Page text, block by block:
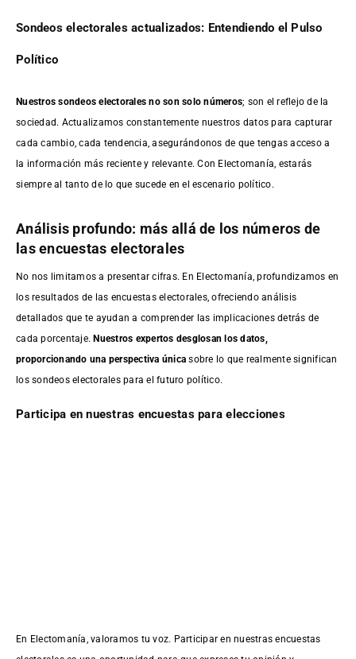
Sondeos electorales actualizados: Entendiendo el Pulso
Político
Nuestros sondeos electorales no son solo números; son el reflejo de la
sociedad. Actualizamos constantemente nuestros datos para capturar
cada cambio, cada tendencia, asegurándonos de que tengas acceso a
la información más reciente y relevante. Con Electomanía, estarás
siempre al tanto de lo que sucede en el escenario político.
Análisis profundo: más allá de los números de
las encuestas electorales
No nos limitamos a presentar cifras. En Electomanía, profundizamos en
los resultados de las encuestas electorales, ofreciendo análisis
detallados que te ayudan a comprender las implicaciones detrás de
cada porcentaje.Nuestros expertos desglosan los datos,
proporcionando una perspectiva única sobre lo que realmente significan
los sondeos electorales para el futuro político.
Participa en nuestras encuestas para elecciones
En Electomanía, valoramos tu voz. Participar en nuestras encuestas